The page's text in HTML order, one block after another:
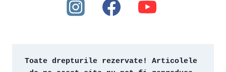
Toate drepturile rezervate! Articolele